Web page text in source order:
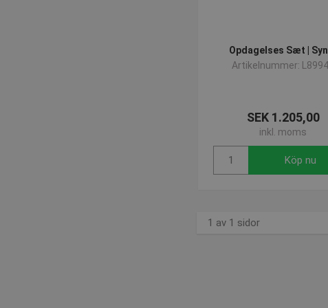
Opdagelses Sæt |
Artikelnummer:
SEK 1.205,00
inkl. moms
Köp nu
1 av 1 sidor